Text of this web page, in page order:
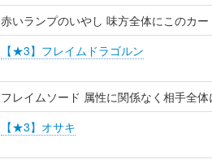
赤いランプのいやし 味方全体にこのカ
【★3】フレイムドラゴルン
フレイムソード 属性に関係なく相手全
【★3】オサキ